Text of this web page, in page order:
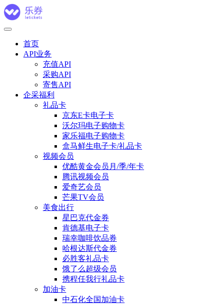
首页
API业务
充值API
采购API
寄售API
企采福利
礼品卡
京东E卡电子卡
沃尔玛电子购物卡
家乐福电子购物卡
盒马鲜生电子卡/礼品卡
视频会员
优酷黄金会员月/季/年卡
腾讯视频会员
爱奇艺会员
芒果TV会员
美食出行
星巴克代金券
肯德基电子卡
瑞幸咖啡饮品券
哈根达斯代金券
必胜客礼品卡
饿了么超级会员
携程任我行礼品卡
加油卡
中石化全国加油卡